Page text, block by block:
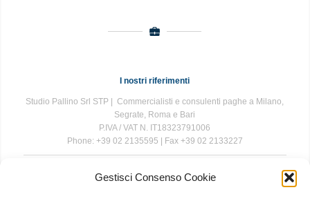
Gestisci Consenso Cookie
I nostri riferimenti
Studio Pallino Srl STP | Commercialisti e consulenti paghe a Milano,
Segrate, Roma e Bari
P.IVA / VAT N. IT18323791006
Phone: +39 02 2135595 | Fax +39 02 2133227
The information contained in this website is for general information